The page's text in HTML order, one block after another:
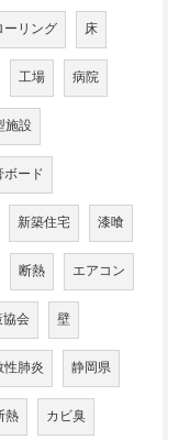
ーリング 床
工場 病院
施設
ボード
新築住宅 漆喰
断熱 エアコン
協会 壁
性肺炎 静岡県
熱 カビ臭